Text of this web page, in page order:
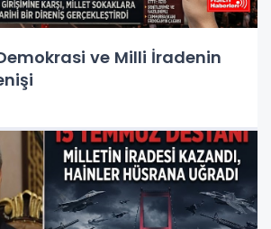
ve Milli İradenin